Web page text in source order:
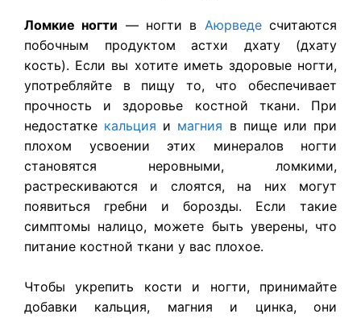
Ломкие ногти — ногти в Аюрведесчитаются
побочным продуктом астхи дхату (дхату
кость). Если вы хотите иметь здоровые ногти,
употребляйте в пищу то, что обеспечивает
прочность и здоровье костной ткани. При
недостатке кальция и магния в пище или при
плохом усвоении этих минералов ногти
становятся неровными, ломкими,
растрескиваются и слоятся, на них могут
появиться гребни и борозды. Если такие
симптомы налицо, можете быть уверены, что
питание костной ткани у вас плохое.
Чтобы укрепить кости и ногти, принимайте
добавки кальция, магния и цинка, они